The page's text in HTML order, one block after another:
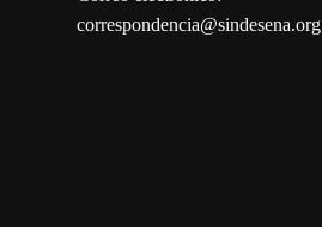
correspondencia@sindesena.org